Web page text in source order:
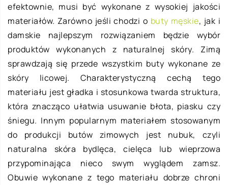
efektownie, musi być wykonane z wysokiej jakości
materiałów. Zarówno jeśli chodzi o buty męskie, jak i
damskie najlepszym rozwiązaniem będzie wybór
produktów wykonanych z naturalnej skóry. Zimą
sprawdzają się przede wszystkim buty wykonane ze
skóry licowej. Charakterystyczną cechą tego
materiału jest gładka i stosunkowa twarda struktura,
która znacząco ułatwia usuwanie błota, piasku czy
śniegu. Innym popularnym materiałem stosowanym
do produkcji butów zimowych jest nubuk, czyli
naturalna skóra bydlęca, cielęca lub wieprzowa
przypominająca nieco swym wyglądem zamsz.
Obuwie wykonane z tego materiału dobrze chroni